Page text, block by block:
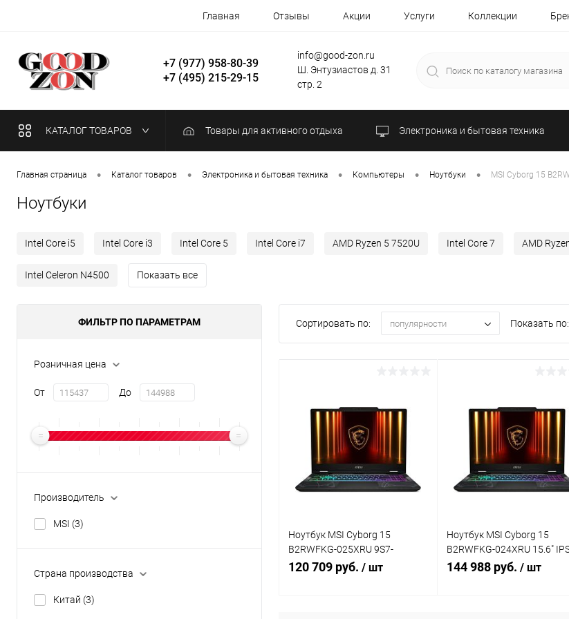
Главная Отзывы Акции Услуги Коллекции
+7 (977) 958-80-39
+7 (495) 215-29-15
info@good-zon.ru
Ш. Энтузиастов д. 31
стр. 2
КАТАЛОГ ТОВАРОВ Товары для активного отдыха Электроника и бытовая техника
Главная страница • Каталог товаров • Электроника и бытовая техника • Компьютеры • Ноутбуки • MSI Cyborg 15
Ноутбуки
Intel Core i5 Intel Core i3 Intel Core 5 Intel Core i7 AMD Ryzen 5 7520U Intel Core 7 AMD
Intel Celeron N4500 Показать все
ФИЛЬТР ПО ПАРАМЕТРАМ
Розничная цена
От До
Производитель
MSI (3)
Страна производства
Китай (3)
Сортировать по: популярности Показать по:
Ноутбук MSI Cyborg 15
B2RWFKG-025XRU 9S7-
15Q342-025
120 709 руб. / шт
Ноутбук MSI Cyborg 15
B2RWFKG-024XRU 15.6"
FHD Core 7 240H/16Gb/1Tb
144 988 руб. / шт